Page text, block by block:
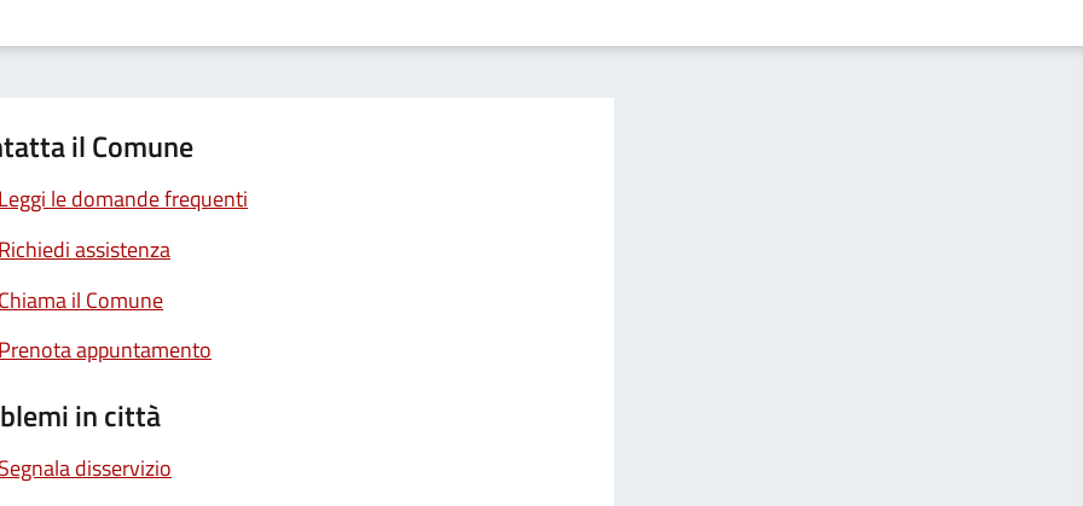
il Comune
le domande frequenti
assistenza
il Comune
appuntamento
in città
disservizio